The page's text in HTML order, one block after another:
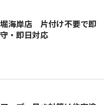
海岸店 片付け不要で即
・即日対応